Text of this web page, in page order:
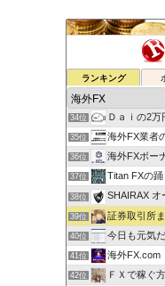
ランキング
32位 ゆるゆる兼
33位
34位 Ｄａｉの2
35位 海外FX業者
36位 海外FXボー
37位 Titan FXの
38位 SHAIRAX オー
39位 証券取引所
40位 今日も元気
41位 海外FX.com
42位 ＦＸで稼ぐ